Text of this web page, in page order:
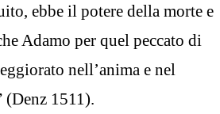
ebbe il potere della morte e
Adamo per quel peccato di
nell’anima e nel
(Denz 1511).